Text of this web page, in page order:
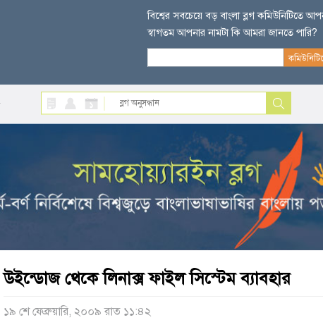
বিশ্বের সবচেয়ে বড় বাংলা ব্লগ কমিউনিটিতে
স্বাগতম আপনার নামটা কি আমরা জানতে পারি?
উইন্ডোজ থেকে লিনাক্স ফাইল সিস্টেম ব্যাবহার
১৯ শে ফেব্রুয়ারি, ২০০৯ রাত ১১:৪২